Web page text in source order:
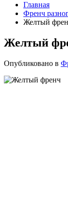
Главная
Френч
Желтый
Желтый
Опубликовано в